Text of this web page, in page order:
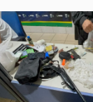
Brasil